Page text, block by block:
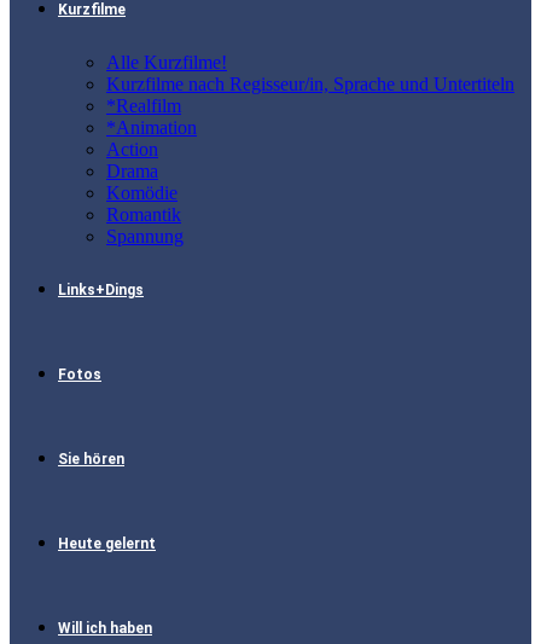
Kurzfilme
Alle Kurzfilme!
Kurzfilme nach Regisseur/in, Sprache und Untertiteln
*Realfilm
*Animation
Action
Drama
Komödie
Romantik
Spannung
Links+Dings
Fotos
Sie hören
Heute gelernt
Will ich haben